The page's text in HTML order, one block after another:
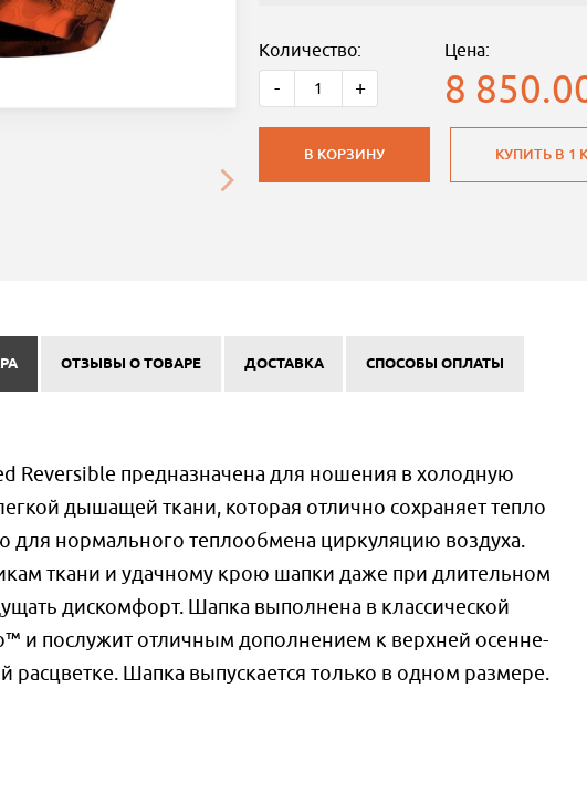
Количество:
- +
Цена:
8
В КОРЗИНУ КУПИТЬ В 1
ОТЗЫВЫ О ТОВАРЕ ДОСТАВКА СПОСОБЫ ОПЛАТЫ
Reversible предназначена для ношения в холодную
дышащей ткани, которая отлично сохраняет тепло
для нормального теплообмена циркуляцию воздуха.
ткани и удачному крою шапки даже при длительном
дискомфорт. Шапка выполнена в классической
и послужит отличным дополнением к верхней осенне-
расцветке. Шапка выпускается только в одном размере.